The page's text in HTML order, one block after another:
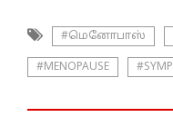
#மெனோபாஸ்
#MENOPAUSE